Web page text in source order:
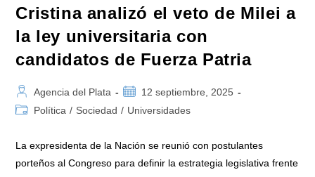
Cristina analizó el veto de Milei a
la ley universitaria con
candidatos de Fuerza Patria
Autor
de
Agencia del Plata
Publicación
de
12 septiembre, 2025
Categoría
entrada:
Política / Sociedad / Universidades
La expresidenta de la Nación se reunió con postulantes
porteños al Congreso para definir la estrategia legislativa frente